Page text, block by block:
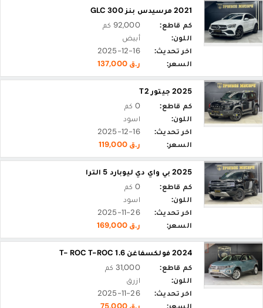
2021 مرسيدس بنز GLC 300
كم قاطع:
92,000 كم
اللون:
أبيض
اخر تحديث:
2025-12-16
السعر:
ر.ق 137,000
2025 جيتور T2
كم قاطع:
0 كم
اللون:
اسود
اخر تحديث:
2025-12-16
السعر:
ر.ق 119,000
2025 بي واي دي ليوبارد 5 الترا
كم قاطع:
0 كم
اللون:
اسود
اخر تحديث:
2025-11-26
السعر:
ر.ق 169,000
2024 فولكسفاغن T- ROC T-ROC 1.6
كم قاطع:
31,000 كم
اللون:
ازرق
اخر تحديث:
2025-11-26
السعر:
ر.ق 75,000